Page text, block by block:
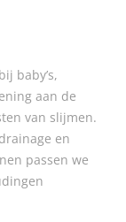
baby’s,
aan de
van slijmen.
en
passen we